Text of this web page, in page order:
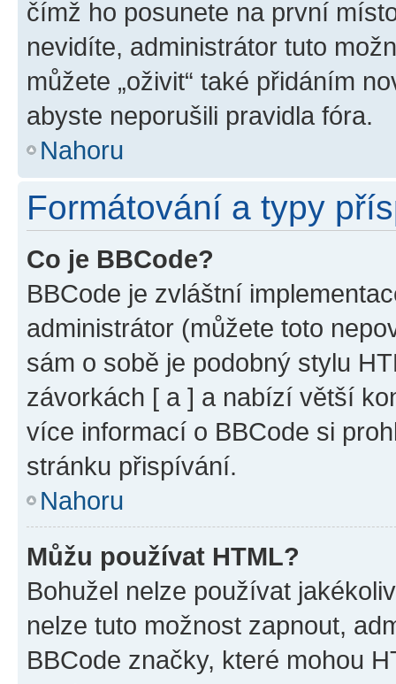
čímž ho posunete na první
nevidíte, administrátor tuto
můžete „oživit“ také přidáním
abyste neporušili pravidla fóra.
Nahoru
Formátování a typy
Co je BBCode?
BBCode je zvláštní
administrátor (můžete toto
sám o sobě je podobný stylu
závorkách [ a ] a nabízí větší
více informací o BBCode si
stránku přispívání.
Nahoru
Můžu používat HTML?
Bohužel nelze používat
nelze tuto možnost zapnout,
BBCode značky, které mohou